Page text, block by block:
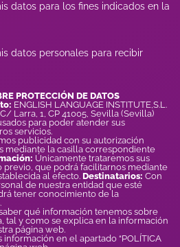
datos para los fines indicados en la
datos personales para recibir
PROTECCIÓN DE DATOS
ENGLISH LANGUAGE INSTITUTE,S.L.
C/ Larra, 1, CP 41005, Sevilla (Sevilla)
para poder atender sus
servicios.
publicidad con su autorización
mediante la casilla correspondiente
Únicamente trataremos sus
previo, que podrá facilitarnos mediante
al efecto. Destinatarios: Con
de nuestra entidad que esté
tener conocimiento de la
qué información tenemos sobre
tal y como se explica en la información
página web.
información en el apartado “POLÍTICA